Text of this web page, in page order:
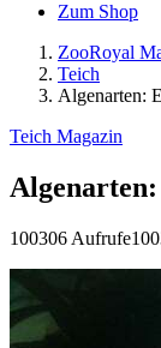
Zum Shop
ZooRoyal
Teich
Algenarten:
Teich Magazin
100306 Aufrufe